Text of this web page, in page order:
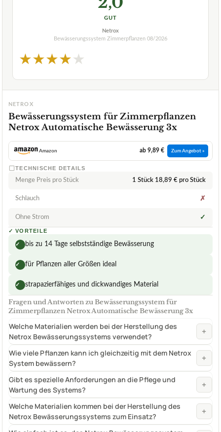
GUT
Netrox
Bewässerungssystem Zimmerpflanzen 08/2026
★★★★★
NETROX
Bewässerungssystem für Zimmerpflanzen
Netrox Automatische Bewässerung 3x
Amazon ab 9,89 € Zum Angebot »
TECHNISCHE DETAILS
Menge Preis pro Stück 1 Stück 18,89 € pro Stück
Schlauch ✗
Ohne Strom ✓
✓ VORTEILE
✓ bis zu 14 Tage selbstständige Bewässerung
✓ für Pflanzen aller Größen ideal
✓ strapazierfähiges und dickwandiges Material
Fragen und Antworten zu Bewässerungssystem für
Zimmerpflanzen Netrox Automatische Bewässerung 3x
Welche Materialien werden bei der Herstellung des
Netrox Bewässerungssystems verwendet?
+
Wie viele Pflanzen kann ich gleichzeitig mit dem Netrox
System bewässern?
+
Gibt es spezielle Anforderungen an die Pflege und
Wartung des Systems?
+
Welche Materialien kommen bei der Herstellung des
Netrox Bewässerungssystems zum Einsatz?
+